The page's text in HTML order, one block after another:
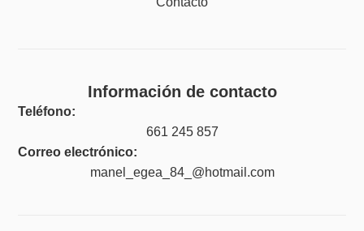
Información de contacto
Teléfono:
661 245 857
Correo electrónico:
manel_egea_84_@hotmail.com